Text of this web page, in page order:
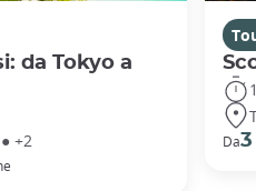
da Tokyo a
+2
Da